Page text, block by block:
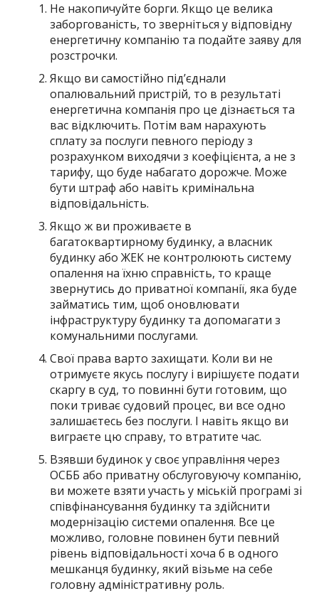
Не накопичуйте борги. Якщо це велика
заборгованість, то зверніться у відповідну
енергетичну компанію та подайте заяву для
розстрочки.
Якщо ви самостійно під’єднали
опалювальний пристрій, то в результаті
енергетична компанія про це дізнається та
вас відключить. Потім вам нарахують
сплату за послуги певного періоду з
розрахунком виходячи з коефіцієнта, а не з
тарифу, що буде набагато дорожче. Може
бути штраф або навіть кримінальна
відповідальність.
Якщо ж ви проживаєте в
багатоквартирному будинку, а власник
будинку або ЖЕК не контролюють систему
опалення на їхню справність, то краще
звернутись до приватної компанії, яка буде
займатись тим, щоб оновлювати
інфраструктуру будинку та допомагати з
комунальними послугами.
Свої права варто захищати. Коли ви не
отримуєте якусь послугу і вирішуєте подати
скаргу в суд, то повинні бути готовим, що
поки триває судовий процес, ви все одно
залишаєтесь без послуги. І навіть якщо ви
виграєте цю справу, то втратите час.
Взявши будинок у своє управління через
ОСББ або приватну обслуговуючу компанію,
ви можете взяти участь у міській програмі зі
співфінансування будинку та здійснити
модернізацію системи опалення. Все це
можливо, головне повинен бути певний
рівень відповідальності хоча б в одного
мешканця будинку, який візьме на себе
головну адміністративну роль.